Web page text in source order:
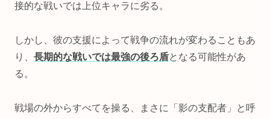
接的な戦いでは上位キャラに劣る。
しかし、彼の支援によって戦争の流れが変わることもあ
り、 長期的な戦いでは最強の後ろ盾となる可能性があ
る。
戦場の外からすべてを操る、まさに「影の支配者」と呼